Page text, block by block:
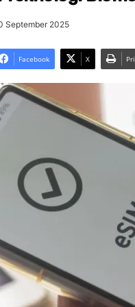
September 2025
Facebook X